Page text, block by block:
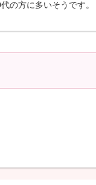
の方に多いそうです